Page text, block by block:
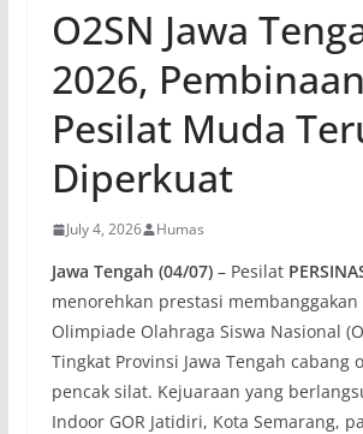
O2SN Jawa
2026, Pembinaan
Pesilat Muda
Diperkuat
July 4, 2026 Humas
Jawa Tengah (04/07)– Pesilat
menorehkan prestasi
Olimpiade Olahraga Siswa Nasional
Tingkat Provinsi Jawa Tengah cabang
pencak silat. Kejuaraan yang
Indoor GOR Jatidiri, Kota Semarang,